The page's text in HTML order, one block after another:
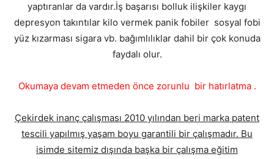
yaptıranlar da vardır.İş başarısı bolluk ilişkiler kaygı
depresyon takıntılar kilo vermek panik fobiler sosyal fobi
yüz kızarması sigara vb. bağımlılıklar dahil bir çok konuda
faydalı olur.
Okumaya devam etmeden önce zorunlu bir hatırlatma .
Çekirdek inanç çalışması 2010 yılından beri marka patent
tescili yapılmış yaşam boyu garantili bir çalışmadır. Bu
isimde sitemiz dışında başka bir çalışma eğitim